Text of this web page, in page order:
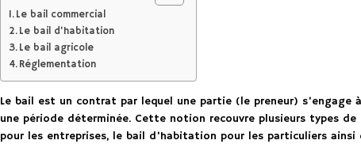
Le bail commercial
Le bail d’habitation
Le bail agricole
Réglementation
Le bail est un contrat par lequel une partie (le preneur) s’engage
une période déterminée. Cette notion recouvre plusieurs types
pour les entreprises, le bail d’habitation pour les particuliers ainsi